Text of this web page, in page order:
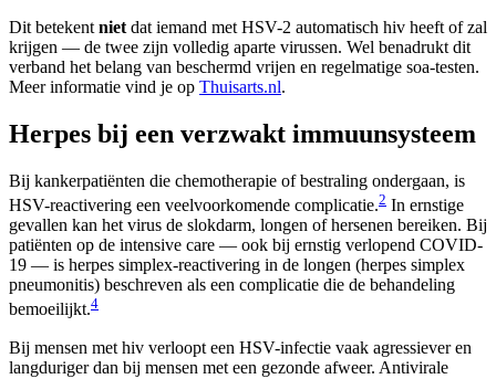
Dit betekent niet dat iemand met HSV-2 automatisch hiv heeft of zal
krijgen — de twee zijn volledig aparte virussen. Wel benadrukt dit
verband het belang van beschermd vrijen en regelmatige soa-testen.
Meer informatie vind je op Thuisarts.nl.
Herpes bij een verzwakt immuunsysteem
Bij kankerpatiënten die chemotherapie of bestraling ondergaan, is
HSV-reactivering een veelvoorkomende complicatie.2 In ernstige
gevallen kan het virus de slokdarm, longen of hersenen bereiken. Bij
patiënten op de intensive care — ook bij ernstig verlopend COVID-
19 — is herpes simplex-reactivering in de longen (herpes simplex
pneumonitis) beschreven als een complicatie die de behandeling
bemoeilijkt.4
Bij mensen met hiv verloopt een HSV-infectie vaak agressiever en
langduriger dan bij mensen met een gezonde afweer. Antivirale